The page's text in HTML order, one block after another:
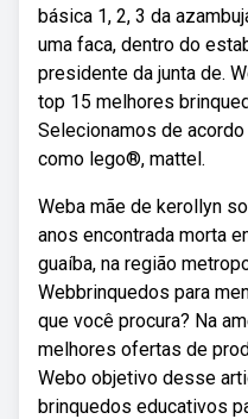
básica 1, 2, 3 da
uma faca, dentro do
presidente da junta de.
top 15 melhores
Selecionamos de
como lego®, mattel.
Weba mãe de kerollyn
anos encontrada morta
guaíba, na região
Webbrinquedos para
que você procura? Na
melhores ofertas de
Webo objetivo desse
brinquedos educativos